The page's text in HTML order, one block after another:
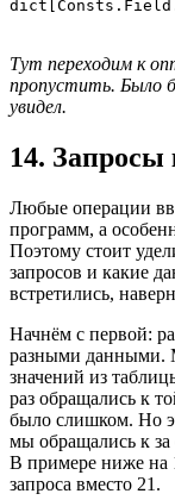
Тут переходим к
пропустить. Было
увидел.
14.
Любые операции
программ, а
Поэтому стоит
запросов и какие
встретились,
Начнём с первой:
разными данными.
значений из
раз обращались к
было слишком. Но
мы обращались к
В примере ниже на
запроса вместо 21.